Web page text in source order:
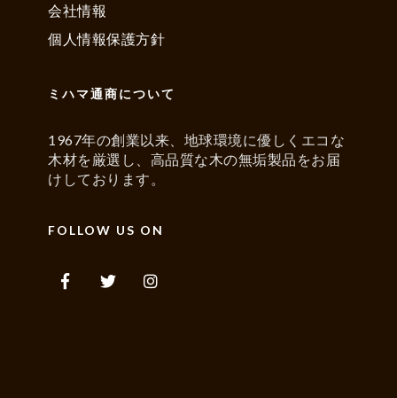
会社情報
個人情報保護方針
ミハマ通商について
1967年の創業以来、地球環境に優しくエコな
木材を厳選し、高品質な木の無垢製品をお届
けしております。
FOLLOW US ON